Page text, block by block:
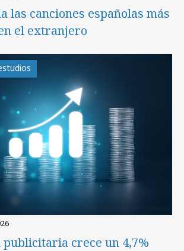
las canciones españolas más
el extranjero
crece un 4,7%